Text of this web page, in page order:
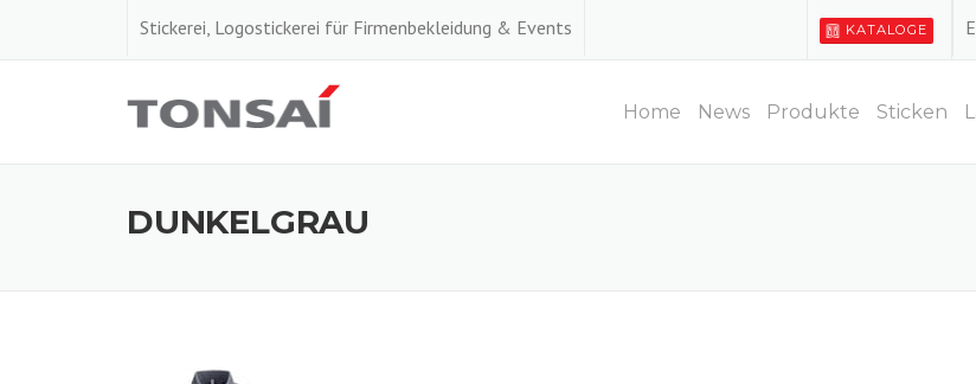
Stickerei, Logostickerei für Firmenbekleidung & Events KATALOGE
Home News Produkte Sticken
DUNKELGRAU